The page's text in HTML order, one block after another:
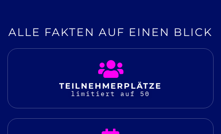
ALLE FAKTEN AUF EINEN BLICK
TEILNEHMER­PLÄTZE
limitiert auf 50